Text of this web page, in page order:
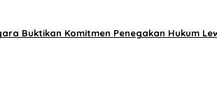
Buktikan Komitmen Penegakan Hukum